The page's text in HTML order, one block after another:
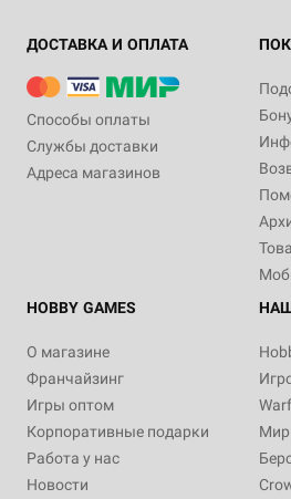
ДОСТАВКА И ОПЛАТА
Способы оплаты
Службы доставки
Адреса магазинов
HOBBY GAMES
О магазине
Франчайзинг
Игры оптом
Корпоративные подарки
Работа у нас
Новости
Мир